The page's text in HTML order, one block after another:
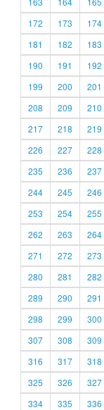
172
173 174
181
182 183
190
191 192
199
200 201
208
209 210
217
218 219
226
227 228
235
236 237
244
245 246
253
254 255
262
263 264
271
272 273
280
281 282
289
290 291
298
299 300
307
308 309
316
317 318
325
326 327
334
335 336